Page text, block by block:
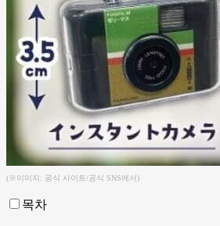
(※이미지: 공식 사이트/공식 SNS에서)
목차